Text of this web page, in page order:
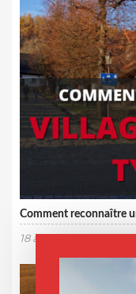
Comment reconnaître
18 août 2021